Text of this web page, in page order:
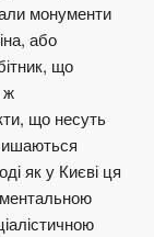
монументи
або
що
ж
що несуть
як у Києві ця